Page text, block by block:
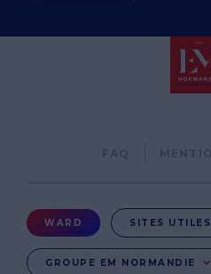
Menu
Ward
WARD SITES UTILES
GROUPE EM NORMANDIE